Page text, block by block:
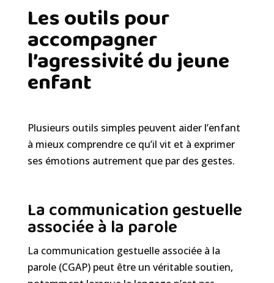
Les outils pour
accompagner
l’agressivité du jeune
enfant
Plusieurs outils simples peuvent aider l’enfant
à mieux comprendre ce qu’il vit et à exprimer
ses émotions autrement que par des gestes.
La communication gestuelle
associée à la parole
La communication gestuelle associée à la
parole (CGAP) peut être un véritable soutien,